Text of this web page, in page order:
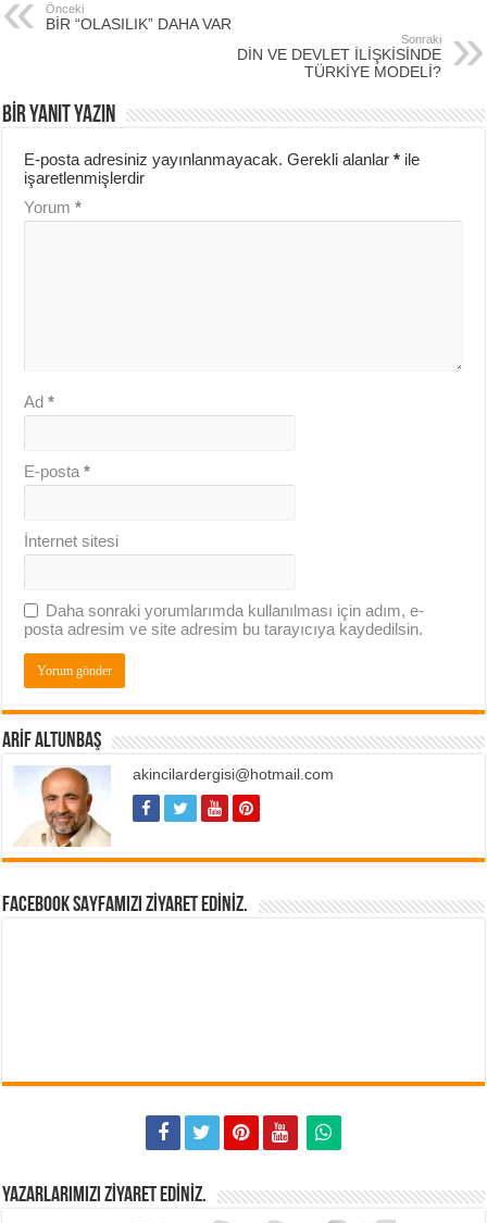
Önceki
BİR “OLASILIK” DAHA VAR
Sonraki
DİN VE DEVLET İLİŞKİSİNDE
TÜRKİYE MODELİ?
BIR YANIT YAZIN
E-posta adresiniz yayınlanmayacak. Gerekli alanlar* ile
işaretlenmişlerdir
Yorum*
Ad*
E-posta*
İnternet sitesi
Daha sonraki yorumlarımda kullanılması için adım, e-
posta adresim ve site adresim bu tarayıcıya kaydedilsin.
ARIF ALTUNBAŞ
akincilardergisi@hotmail.com
FACEBOOK SAYFAMIZI ZIYARET EDINIZ.
YAZARLARIMIZI ZIYARET EDINIZ.